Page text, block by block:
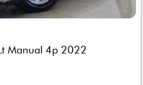
Manual 4p 2022